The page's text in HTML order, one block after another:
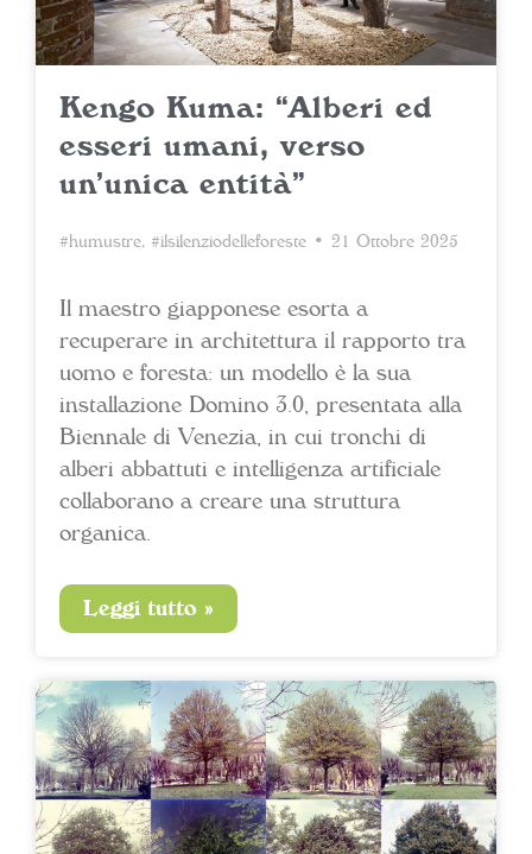
Kengo Kuma: “Alberi ed
esseri umani, verso
un’unica entità”
#humustre, #ilsilenziodelleforeste • 21 Ottobre 2025
Il maestro giapponese esorta a
recuperare in architettura il rapporto tra
uomo e foresta: un modello è la sua
installazione Domino 3.0, presentata alla
Biennale di Venezia, in cui tronchi di
alberi abbattuti e intelligenza artificiale
collaborano a creare una struttura
organica.
Leggi tutto »